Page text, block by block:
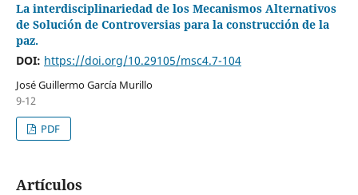
La interdisciplinariedad de los Mecanismos Alternativos
de Solución de Controversias para la construcción de la
paz.
DOI: https://doi.org/10.29105/msc4.7-104
José Guillermo García Murillo
9-12
PDF
Artículos